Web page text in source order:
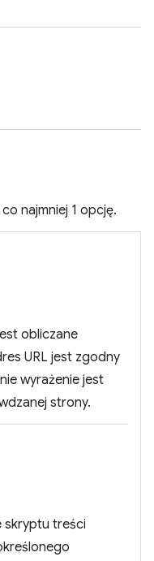
najmniej 1 opcję.
obliczane
URL jest zgodny
wyrażenie jest
strony.
skryptu treści